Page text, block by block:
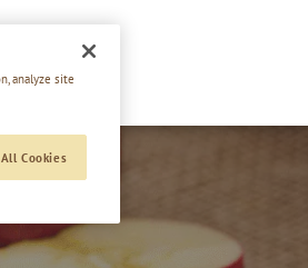
analyze site
Cookies